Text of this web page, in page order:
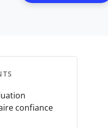
confiance